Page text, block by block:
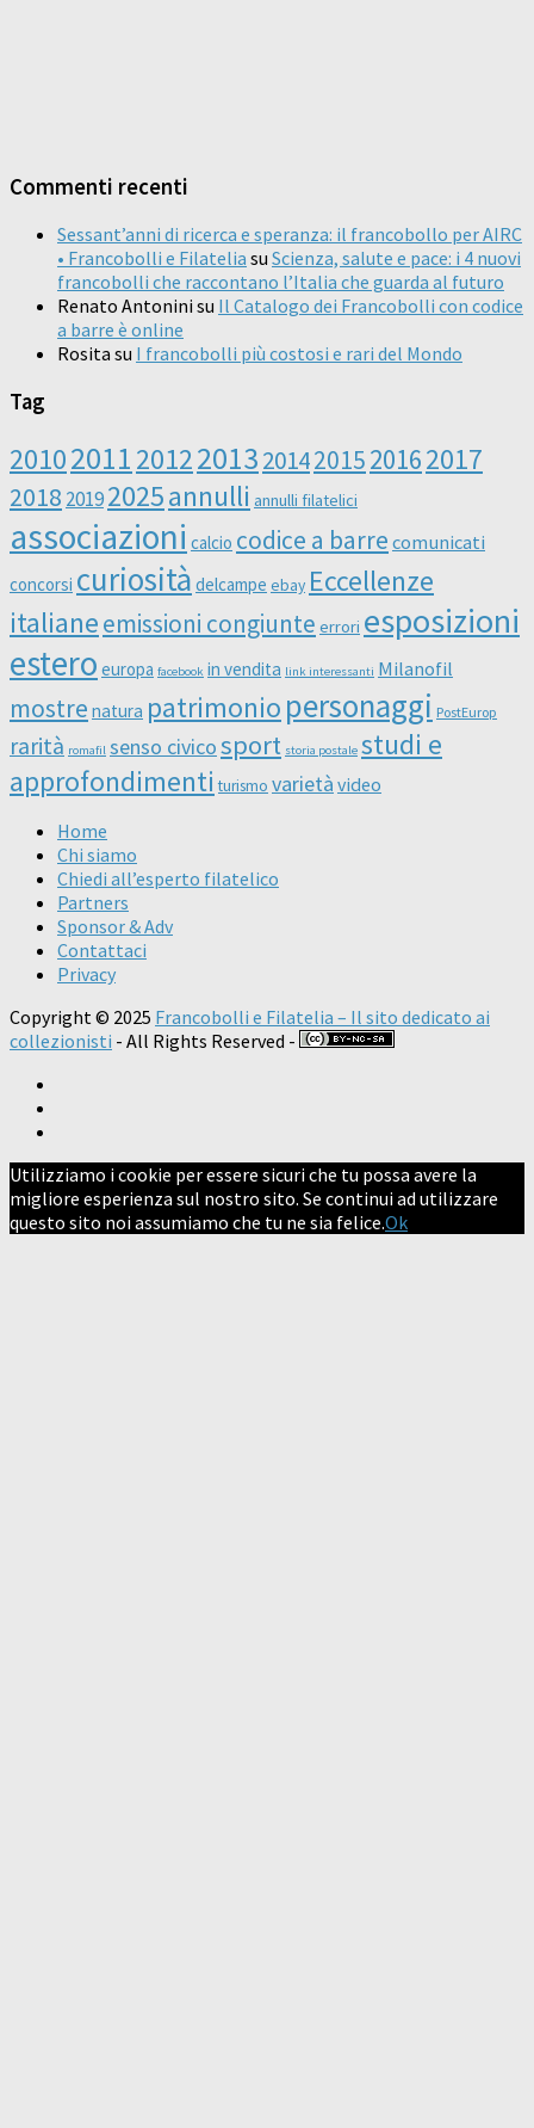
Commenti recenti
Sessant’anni di ricerca e speranza: il francobollo per AIRC
• Francobolli e Filatelia su Scienza, salute e pace: i 4 nuovi
francobolli che raccontano l’Italia che guarda al futuro
Renato Antonini su Il Catalogo dei Francobolli con codice
a barre è online
Rosita su I francobolli più costosi e rari del Mondo
Tag
20102011201220132014201520162017
2018 20192025annulli annulli filatelici
associazioni calcio codice a barre comunicati
concorsi curiosità delcampe ebay Eccellenze
italianeemissioni congiunte errori esposizioni
estero europa facebook in vendita link interessanti Milanofil
mostre natura patrimonio personaggi PostEurop
rarità romafil senso civicosport storia postale studi e
approfondimenti turismo varietà video
Home
Chi siamo
Chiedi all’esperto filatelico
Partners
Sponsor & Adv
Contattaci
Privacy
Copyright © 2025 Francobolli e Filatelia – Il sito dedicato ai
collezionisti - All Rights Reserved -
Utilizziamo i cookie per essere sicuri che tu possa avere la
migliore esperienza sul nostro sito. Se continui ad utilizzare
questo sito noi assumiamo che tu ne sia felice.Ok